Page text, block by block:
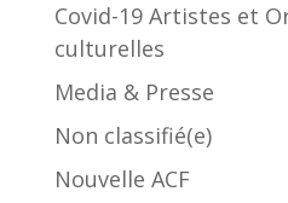
Covid-19 Artistes et
culturelles
Media & Presse
Non classifié(e)
Nouvelle ACF